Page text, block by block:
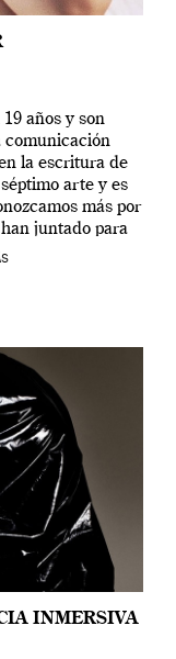
años y son
comunicación
la escritura de
arte y es
más por
juntado para
INMERSIVA